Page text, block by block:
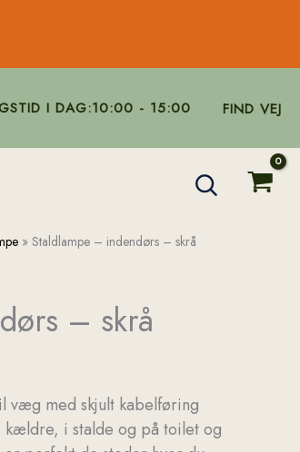
I DAG:10:00 - 15:00 FIND VEJ
» Staldlampe – indendørs – skrå
– skrå
væg med skjult kabelføring
i stalde og på toilet og